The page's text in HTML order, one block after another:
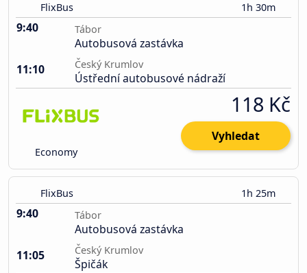
FlixBus 1h 30m
9:40 Tábor
Autobusová zastávka
11:10
Český Krumlov
Ústřední autobusové nádraží
Economy
118 Kč
Vyhledat
FlixBus 1h 25m
9:40 Tábor
Autobusová zastávka
11:05
Český Krumlov
Špičák